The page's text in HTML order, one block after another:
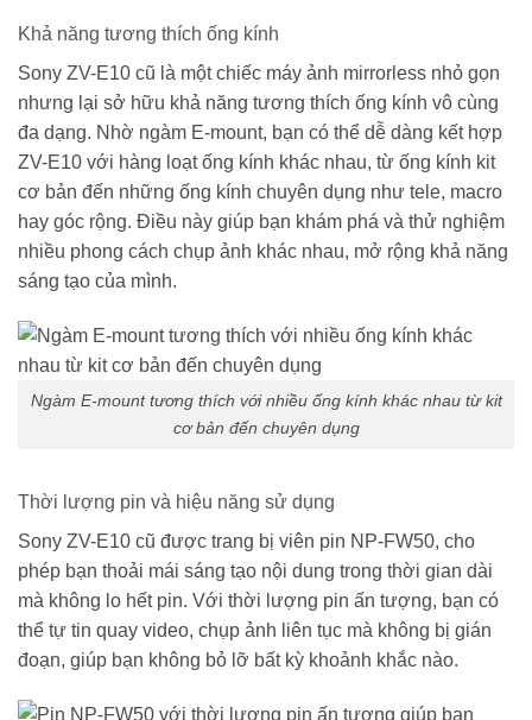
Khả năng tương thích ống kính
Sony ZV-E10 cũ là một chiếc máy ảnh mirrorless nhỏ gọn
nhưng lại sở hữu khả năng tương thích ống kính vô cùng
đa dạng. Nhờ ngàm E-mount, bạn có thể dễ dàng kết hợp
ZV-E10 với hàng loạt ống kính khác nhau, từ ống kính kit
cơ bản đến những ống kính chuyên dụng như tele, macro
hay góc rộng. Điều này giúp bạn khám phá và thử nghiệm
nhiều phong cách chụp ảnh khác nhau, mở rộng khả năng
sáng tạo của mình.
Ngàm E-mount tương thích với nhiều ống kính khác nhau từ kit
cơ bản đến chuyên dụng
Thời lượng pin và hiệu năng sử dụng
Sony ZV-E10 cũ được trang bị viên pin NP-FW50, cho
phép bạn thoải mái sáng tạo nội dung trong thời gian dài
mà không lo hết pin. Với thời lượng pin ấn tượng, bạn có
thể tự tin quay video, chụp ảnh liên tục mà không bị gián
đoạn, giúp bạn không bỏ lỡ bất kỳ khoảnh khắc nào.